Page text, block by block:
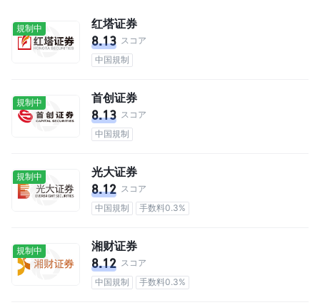
規制中 红塔证券
8.13 スコア
中国規制
規制中 首创证券
8.13 スコア
中国規制
規制中 光大证券
8.12 スコア
中国規制
手数料0.3%
規制中 湘财证券
8.12 スコア
中国規制
手数料0.3%